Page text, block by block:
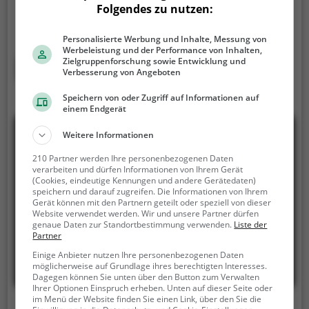
Eisfläche kannst du in der Eisstadion Stefanshöhe
mit Freunden oder der Familie übers Eis gleiten.
der Eisstadion Stefanshöhe wird Eislaufspaß für die
ganze Familie geboten. Kleinere Kinder oder
Anfänger können sich mit Laufhilfen aufs Eis wagen.
Mehr erfahren
Folgendes zu nutzen:
Personalisierte Werbung und Inhalte, Messung von
Werbeleistung und der Performance von Inhalten,
Zielgruppenforschung sowie Entwicklung und
Verbesserung von Angeboten
Speichern von oder Zugriff auf Informationen auf
einem Endgerät
Weitere Informationen
210 Partner werden Ihre personenbezogenen Daten
verarbeiten und dürfen Informationen von Ihrem Gerät
(Cookies, eindeutige Kennungen und andere Gerätedaten)
speichern und darauf zugreifen. Die Informationen von Ihrem
Gerät können mit den Partnern geteilt oder speziell von dieser
Website verwendet werden. Wir und unsere Partner dürfen
genaue Daten zur Standortbestimmung verwenden. Liste der
Partner
Einige Anbieter nutzen Ihre personenbezogenen Daten
möglicherweise auf Grundlage ihres berechtigten Interesses.
Dagegen können Sie unten über den Button zum Verwalten
Ihrer Optionen Einspruch erheben. Unten auf dieser Seite oder
im Menü der Website finden Sie einen Link, über den Sie die